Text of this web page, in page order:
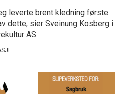
leverte brent kledning første
dette, sier Sveinung Kosberg i
AS.